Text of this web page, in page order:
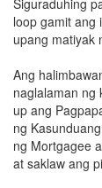
loop gamit ang
upang matiyak
Ang
naglalaman ng
up ang
ng
ng Mortgagee
at saklaw ang